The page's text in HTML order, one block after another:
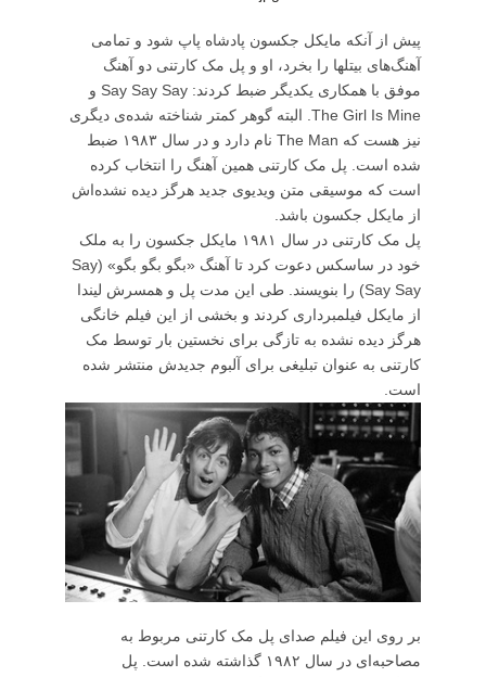
پیش از آنکه مایکل جکسون پادشاه پاپ شود و تمامی
آهنگ‌های بیتل‎ها را بخرد، او و پل مک کارتنی دو آهنگ
موفق با همکاری یکدیگر ضبط کردند: Say Say Say و
The Girl Is Mine. البته گوهر کمتر شناخته شده‌ی دیگری
نیز هست که The Man نام دارد و در سال ۱۹۸۳ ضبط
شده است. پل مک کارتنی همین آهنگ را انتخاب کرده
است که موسیقی متن ویدیوی جدید هرگز دیده نشده‌اش
از مایکل جکسون باشد.
پل مک کارتنی در سال ۱۹۸۱ مایکل جکسون را به ملک
خود در ساسکس دعوت کرد تا آهنگ «بگو بگو بگو» (Say
Say Say) را بنویسند. طی این مدت پل و همسرش لیندا
از مایکل فیلمبرداری کردند و بخشی از این فیلم خانگی
هرگز دیده نشده به تازگی برای نخستین بار توسط مک
کارتنی به عنوان تبلیغی برای آلبوم جدیدش منتشر شده
است.
بر روی این فیلم صدای پل مک کارتنی مربوط به
مصاحبه‌ای در سال ۱۹۸۲ گذاشته شده است. پل